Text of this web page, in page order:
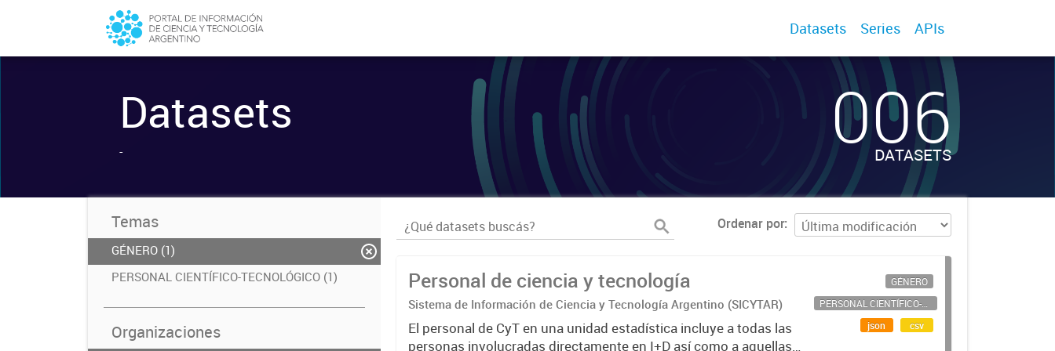
Datasets Series APIs
Datasets
- 006
DATASETS
Temas
GÉNERO (1)
PERSONAL CIENTÍFICO-TECNOLÓGICO (1)
Organizaciones
Ordenar por
Personal de ciencia y tecnología
Sistema de Información de Ciencia y Tecnología Argentino (SICYTAR)
El personal de CyT en una unidad estadística incluye a todas las
personas involucradas directamente en I+D así como a aquellas
GÉNERO
PERSONAL CIENTÍFICO-TECNOLÓGICO
json
csv